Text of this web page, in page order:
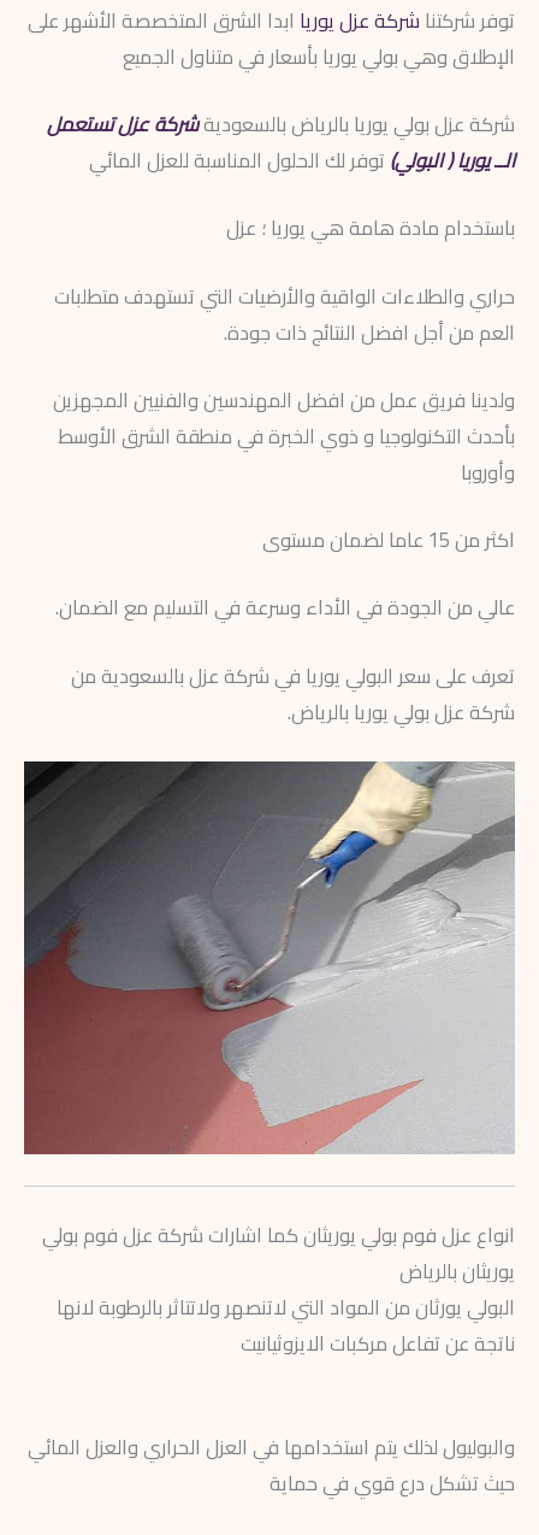
توفر شركتنا شركة عزل يوريا ابدا الشرق المتخصصة الأشهر على
الإطلاق وهي بولي يوريا بأسعار في متناول الجميع
شركة عزل بولي يوريا بالرياض بالسعوديةشركة عزل تستعمل
الــ يوريا ( البولي) توفر لك الحلول المناسبة للعزل المائي
باستخدام مادة هامة هي يوريا ؛ عزل
حراري والطلاءات الواقية والأرضيات التي تستهدف متطلبات
العم من أجل افضل النتائج ذات جودة.
ولدينا فريق عمل من افضل المهندسين والفنيين المجهزين
بأحدث التكنولوجيا و ذوي الخبرة في منطقة الشرق الأوسط
وأوروبا
اكثر من 15 عاما لضمان مستوى
عالي من الجودة في الأداء وسرعة في التسليم مع الضمان.
تعرف على سعر البولي يوريا في شركة عزل بالسعودية من
شركة عزل بولي يوريا بالرياض.
انواع عزل فوم بولي يوريثان كما اشارات شركة عزل فوم بولي
يوريثان بالرياض
البولي يورثان من المواد التي لاتنصهر ولاتتاثر بالرطوبة لانها
ناتجة عن تفاعل مركبات الايزوثيانيت
والبوليول لذلك يتم استخدامها في العزل الحراري والعزل المائي
حيث تشكل درع قوي في حماية